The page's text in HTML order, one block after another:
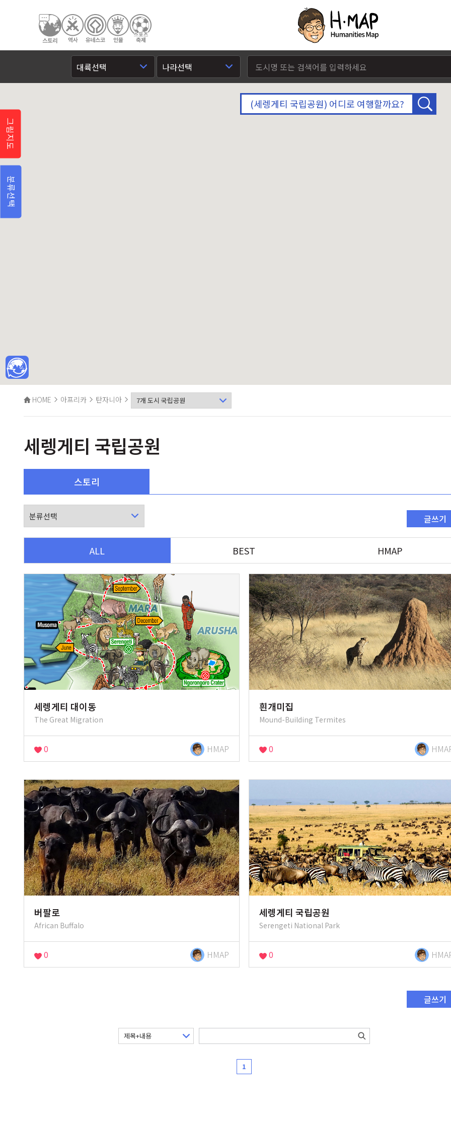
그림지도
분류선택
HOME 아프리카 탄자니아
세렝게티 국립공원
스토리
글쓰기
ALL BEST HMAP
세렝게티 대이동
The Great Migration
0 HMAP
흰개미집
Mound-Building Termites
0
버팔로
African Buffalo
0 HMAP
세렝게티 국립공원
Serengeti National Park
0
글쓰기
1